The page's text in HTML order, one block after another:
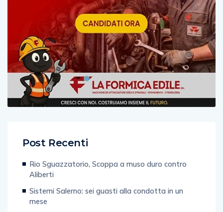
Post Recenti
Rio Sguazzatorio, Scoppa a muso duro contro
Aliberti
Sistemi Salerno: sei guasti alla condotta in un
mese